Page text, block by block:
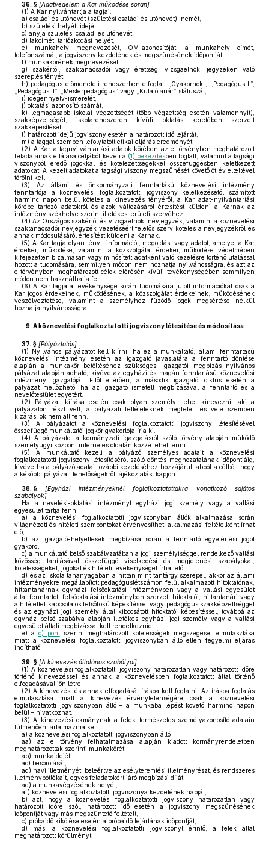
36. § [Adatvédelem a Kar működése során]
(1) A Kar nyilvántartja a tagjai:
a) családi és utónevét (születési családi és utónevét), nemét,
b) születési helyét, idejét,
c) anyja születési családi és utónevét,
d) lakcímét, tartózkodási helyét,
e) munkahely megnevezését, OM-azonosítóját, a munkahely címét,
telefonszámát, a jogviszony kezdetének és megszűnésének időpontját,
f) munkakörének megnevezését,
g) szakértői, szaktanácsadói vagy érettségi vizsgaelnöki jegyzéken való
szereplés tényét,
h) pedagógus előmeneteli rendszerben elfoglalt „Gyakornok”, „Pedagógus I.”,
„Pedagógus II”, „Mesterpedagógus” vagy „Kutatótanár” státuszát,
i) idegennyelv-ismeretét,
j) oktatási azonosító számát,
k) legmagasabb iskolai végzettségét (több végzettség esetén valamennyit),
szakképzettségét, iskolarendszeren kívüli oktatás keretében szerzett
szakképesítését,
l) határozott idejű jogviszony esetén a határozott idő lejártát,
m) a taggal szemben lefolytatott etikai eljárás eredményét.
(2) A Kar a tagnyilvántartási adatok körében az e törvényben meghatározott
feladatainak ellátása céljából kezeli a (1) bekezdésben foglalt, valamint a tagsági
viszonyból eredő jogokkal és kötelezettségekkel összefüggésben keletkezett
adatokat. A kezelt adatokat a tagsági viszony megszűnését követő öt év elteltével
törölni kell.
(3) Az állami és önkormányzati fenntartású köznevelési intézmény
fenntartója a köznevelési foglalkoztatotti jogviszony keletkezésétől számított
harminc napon belül köteles a kinevezés tényéről, a Kar adat-nyilvántartási
körébe tartozó adatokról és azok változásáról értesítést küldeni a Karnak az
intézmény székhelye szerint illetékes területi szervéhez.
(4) Az Országos szakértői és vizsgaelnöki névjegyzék, valamint a köznevelési
szaktanácsadói névjegyzék vezetéséért felelős szerv köteles a névjegyzékről és
annak módosulásáról értesítést küldeni a Karnak.
(5) A Kar tagja olyan tényt, információt, megoldást vagy adatot, amelyet a Kar
érdekei, működése, valamint a közszolgálat érdekei, működése védelmében
kifejezetten bizalmasan vagy minősített adatként való kezelésre történő utalással
hozott a tudomására, semmilyen módon nem hozhatja nyilvánosságra, és azt az
e törvényben meghatározott célok elérésén kívüli tevékenységében semmilyen
módon nem használhatja fel.
(6) A Kar tagja a tevékenysége során tudomására jutott információkat csak a
Kar jogos érdekeinek, működésének, a közszolgálat érdekeinek, működésének
veszélyeztetése, valamint a személyhez fűződő jogok megsértése nélkül
hozhatja nyilvánosságra.
9. A köznevelési foglalkoztatotti jogviszony létesítése és módosítása
37. § [Pályáztatás]
(1) Nyilvános pályázatot kell kiírni, ha ez a munkáltató, állami fenntartású
köznevelési intézmény esetén az igazgató javaslatára a fenntartó döntése
alapján a munkakör betöltéséhez szükséges. Igazgatói megbízás nyilvános
pályázat alapján adható, kivéve az egyházi és magán fenntartású köznevelési
intézmény igazgatóját. Ettől eltérően, a második igazgatói ciklus esetén a
pályázat mellőzhető, ha az igazgató ismételt megbízásával a fenntartó és a
nevelőtestület egyetért.
(2) Pályázat kiírása esetén csak olyan személyt lehet kinevezni, aki a
pályázaton részt vett, a pályázati feltételeknek megfelelt és vele szemben
kizárási ok nem áll fenn.
(3) A pályázatot a köznevelési foglalkoztatotti jogviszony létesítésével
összefüggő munkáltatói jogkör gyakorlója írja ki.
(4) A pályázatot a kormányzati igazgatásról szóló törvény alapján működő
személyügyi központ internetes oldalán közzé lehet tenni.
(5) A munkáltató kezeli a pályázó személyes adatait a köznevelési
foglalkoztatotti jogviszony létesítéséről szóló döntés meghozatalának időpontjáig,
kivéve ha a pályázó adatai további kezeléséhez hozzájárul, abból a célból, hogy
a későbbi pályázati lehetőségekről tájékoztatást kapjon.
38. § [Egyházi intézményeknél foglalkoztatottakra vonatkozó sajátos
szabályok]
Ha a nevelési-oktatási intézményt egyházi jogi személy vagy a vallási
egyesület tartja fenn
a) a köznevelési foglalkoztatotti jogviszonyban állók alkalmazása során
világnézeti és hitéleti szempontokat érvényesíthet, alkalmazási feltételként írhat
elő,
b) az igazgató-helyettesek megbízása során a fenntartó egyetértési jogot
gyakorol,
c) a munkáltató belső szabályzatában a jogi személyiséggel rendelkező vallási
közösség tanításával összefüggő viselkedési és megjelenési szabályokat,
kötelességeket, jogokat és hitéleti tevékenységet írhat elő,
d) és az iskola tananyagában a hittan mint tantárgy szerepel, akkor az állami
intézményekre megállapított pedagóguslétszámon felül alkalmazott hitoktatónak,
hittantanárnak egyházi felsőoktatási intézményben vagy a vallási egyesület
által fenntartott felsőoktatási intézményben szerzett hitoktatói, hittantanári vagy
a hitélettel kapcsolatos felsőfokú képesítéssel vagy pedagógus szakképzettséggel
és az egyházi jogi személy által kibocsátott hitoktatói képesítéssel, továbbá az
egyház belső szabálya alapján illetékes egyházi jogi személy vagy a vallási
egyesület általi megbízással kell rendelkeznie,
e) a c) pontszerint meghatározott kötelességek megszegése, elmulasztása
miatt a köznevelési foglalkoztatotti jogviszonyban álló ellen fegyelmi eljárás
indítható.
39. § [A kinevezés általános szabályai]
(1) A köznevelési foglalkoztatotti jogviszony határozatlan vagy határozott időre
történő kinevezéssel és annak a köznevelésben foglalkoztatott által történő
elfogadásával jön létre.
(2) A kinevezést és annak elfogadását írásba kell foglalni. Az írásba foglalás
elmulasztása miatt a kinevezés érvénytelenségére csak a köznevelési
foglalkoztatotti jogviszonyban álló – a munkába lépést követő harminc napon
belül – hivatkozhat.
(3) A kinevezési okmánynak a felek természetes személyazonosító adatain
túlmenően tartalmaznia kell
a) a köznevelési foglalkoztatotti jogviszonyban álló
aa) az e törvény felhatalmazása alapján kiadott kormányrendeletben
meghatározottak szerinti munkakörét,
ab) munkaidejét,
ac) besorolását,
ad) havi illetményét, beleértve az esélyteremtési illetményrészt, és rendszeres
illetménypótlékait, egyes feladatokért járó megbízási díját,
ae) a munkavégzésének helyét,
af) köznevelési foglalkoztatotti jogviszonya kezdetének napját,
b) azt, hogy a köznevelési foglalkoztatotti jogviszony határozatlan vagy
határozott időre szól, határozott idő esetén a jogviszony megszűnésének
időpontját vagy más megszüntető feltételt,
c) próbaidő kikötése esetén a próbaidő lejártának időpontját,
d) más, a köznevelési foglalkoztatotti jogviszonyt érintő, a felek által
meghatározott körülményt.